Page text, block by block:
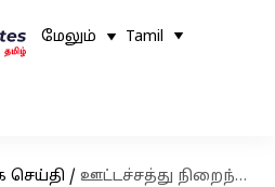
மேலும் Tamil
/ ஊட்டச்சத்து நிறைந்த பேரீச்சம்பழத்தை தினசரி சாப்பிடுவதால் இத்தனை நன்மைகளா?